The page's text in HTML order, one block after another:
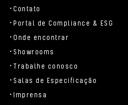
Contato
Portal de Compliance & ESG
Onde encontrar
Showrooms
Trabalhe conosco
Salas de Especificação
Imprensa